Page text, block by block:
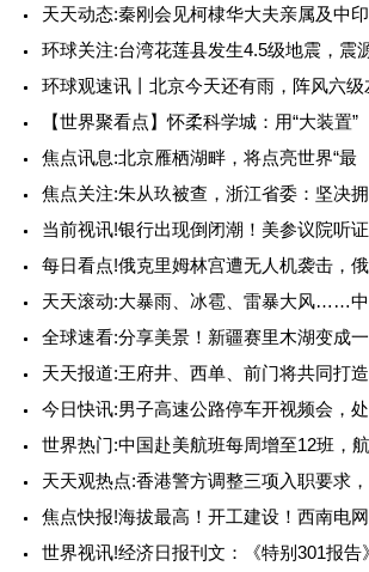
天天动态:秦刚会见柯棣华大夫亲属及中印
环球关注:台湾花莲县发生4.5级地震，震
环球观速讯丨北京今天还有雨，阵风六级
【世界聚看点】怀柔科学城：用“大装置”
焦点讯息:北京雁栖湖畔，将点亮世界“最
焦点关注:朱从玖被查，浙江省委：坚决拥
当前视讯!银行出现倒闭潮！美参议院听证
每日看点!俄克里姆林宫遭无人机袭击，俄
天天滚动:大暴雨、冰雹、雷暴大风……中
全球速看:分享美景！新疆赛里木湖变成一
天天报道:王府井、西单、前门将共同打造
今日快讯:男子高速公路停车开视频会，处
世界热门:中国赴美航班每周增至12班，
天天观热点:香港警方调整三项入职要求，
焦点快报!海拔最高！开工建设！西南电网
世界视讯!经济日报刊文：《特别301报告》